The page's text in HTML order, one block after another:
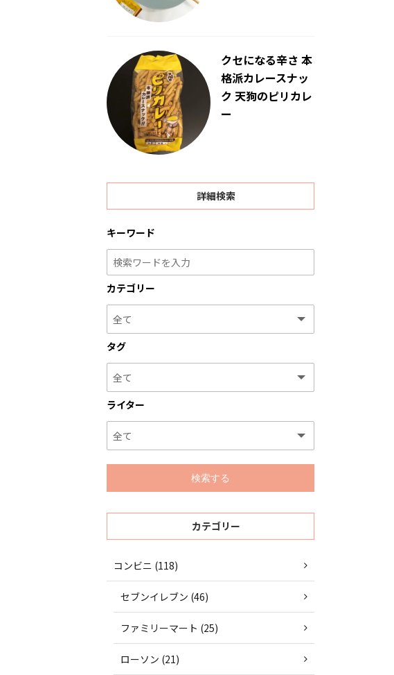
クセになる辛さ 本
格派カレースナッ
ク 天狗のピリカレ
ー
詳細検索
キーワード
カテゴリー
タグ
ライター
カテゴリー
コンビニ (118)
セブンイレブン (46)
ファミリーマート (25)
ローソン (21)